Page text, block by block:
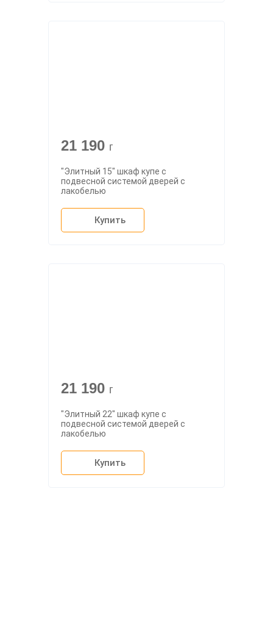
21 190 г
"Элитный 15" шкаф купе с
подвесной системой дверей с
лакобелью
Купить
21 190 г
"Элитный 22" шкаф купе с
подвесной системой дверей с
лакобелью
Купить